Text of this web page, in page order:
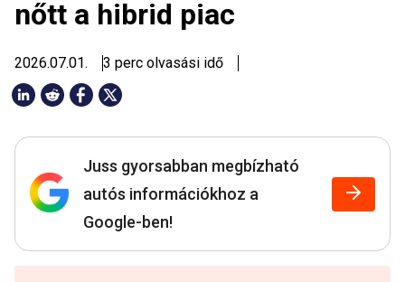
nőtt a hibrid piac
2026.07.01. 3 perc olvasási idő
Juss gyorsabban megbízható
autós információkhoz a
Google-ben!